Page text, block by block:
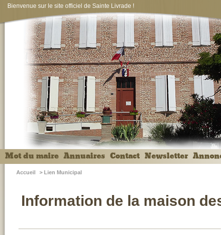
Bienvenue sur le site officiel de Sainte Livrade !
Mot du maire Annuaires Contact Newsletter
Accueil > Lien Municipal
Information de la maison